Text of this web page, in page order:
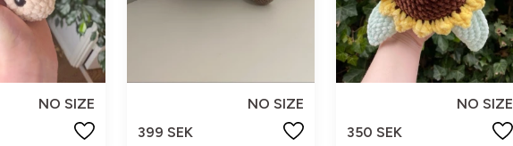
NO SIZE
NO SIZE
399 SEK
NO SIZE
350 SEK